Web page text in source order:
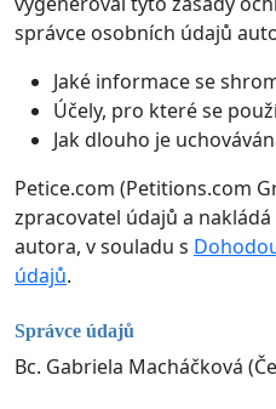
správce osobních údajů
Jaké informace se
Účely, pro které se
Jak dlouho je
Petice.com (Petitions.com
zpracovatel údajů a
autora, v souladu s
údajů.
Správce údajů
Bc. Gabriela Macháčková